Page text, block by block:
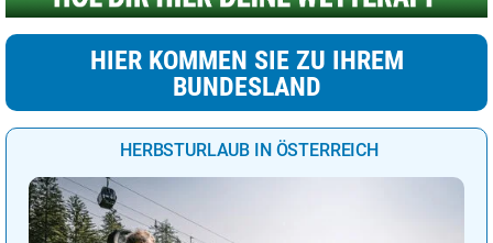
HIER KOMMEN SIE ZU IHREM
BUNDESLAND
HERBSTURLAUB IN ÖSTERREICH